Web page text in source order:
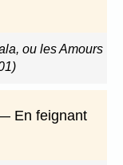
ou les Amours
En feignant